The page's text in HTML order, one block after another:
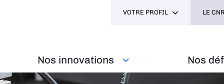
Nos innovations Nos
VOTRE PROFIL LE